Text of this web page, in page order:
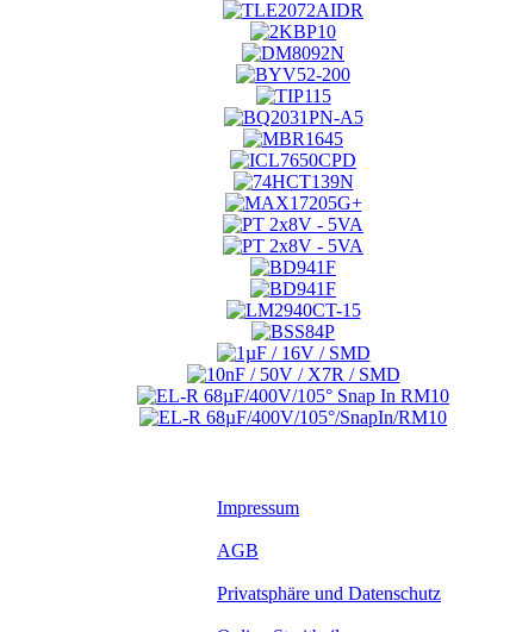
Impressum
AGB
Privatsphäre und Datenschutz